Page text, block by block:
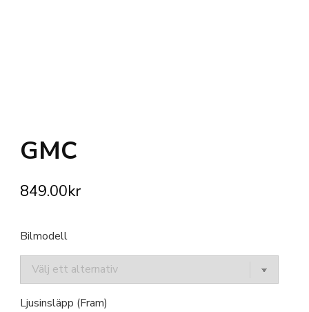
GMC
849.00kr
Bilmodell
Ljusinsläpp (Fram)